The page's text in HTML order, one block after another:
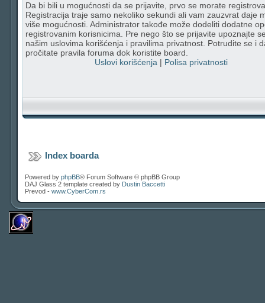
Da bi bili u mogućnosti da se prijavite, prvo se morate
Registracija traje samo nekoliko sekundi ali vam zauzvrat daje
više mogućnosti. Administrator takođe može dodeliti dodatne
registrovanim korisnicima. Pre nego što se prijavite upoznajte
našim uslovima korišćenja i pravilima privatnost. Potrudite se i
pročitate pravila foruma dok koristite board.
Uslovi korišćenja | Polisa privatnosti
Index boarda
Powered by phpBB® Forum Software © phpBB Group
DAJ Glass 2 template created by Dustin Baccetti
Prevod - www.CyberCom.rs